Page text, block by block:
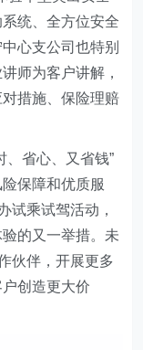
统、全方位安全
心支公司也特别
师为客户讲解 ，
措施、保险理赔
、省心、又省钱”
保障和优质服
试乘试驾活动，
的又一举措。未
伙伴，开展更多
创造更大价